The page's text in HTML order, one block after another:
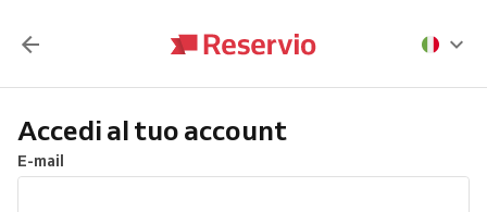
Accedi al tuo account
E-mail